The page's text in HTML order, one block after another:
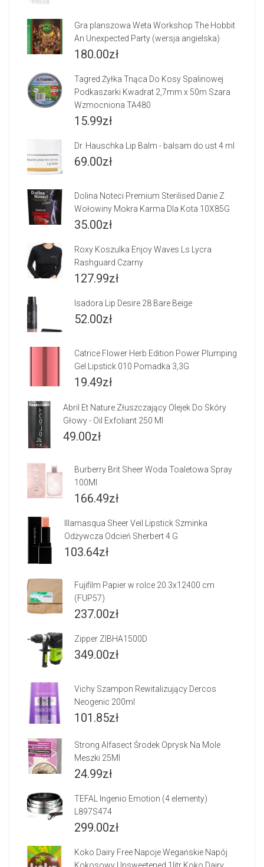
Gra planszowa Weta Workshop The Hobbit
An Unexpected Party (wersja angielska)
180.00zł
Tagred Żyłka Tnąca Do Kosy Spalinowej
Podkaszarki Kwadrat 2,7mm x 50m Szara
Wzmocniona TA480
15.99zł
Dr. Hauschka Lip Balm - balsam do ust 4 ml
69.00zł
Dolina Noteci Premium Sterilised Danie Z
Wołowiny Mokra Karma Dla Kota 10X85G
35.00zł
Roxy Koszulka Enjoy Waves Ls Lycra
Rashguard Czarny
127.99zł
Isadora Lip Desire 28 Bare Beige
52.00zł
Catrice Flower Herb Edition Power Plumping
Gel Lipstick 010 Pomadka 3,3G
19.49zł
Abril Et Nature Złuszczający Olejek Do Skóry
Głowy - Oil Exfoliant 250 Ml
49.00zł
Burberry Brit Sheer Woda Toaletowa Spray
100Ml
166.49zł
Illamasqua Sheer Veil Lipstick Szminka
Odżywcza Odcień Sherbert 4 G
103.64zł
Fujifilm Papier w rolce 20.3x12400 cm
(FUP57)
237.00zł
Zipper ZIBHA1500D
349.00zł
Vichy Szampon Rewitalizujący Dercos
Neogenic 200ml
101.85zł
Strong Alfasect Środek Oprysk Na Mole
Meszki 25Ml
24.99zł
TEFAL Ingenio Emotion (4 elementy)
L897S474
299.00zł
Koko Dairy Free Napoje Wegańskie Napój